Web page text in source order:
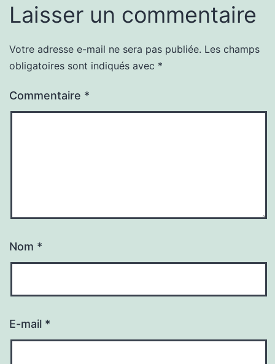
Laisser un commentaire
Votre adresse e-mail ne sera pas publiée. Les champs
obligatoires sont indiqués avec *
Commentaire *
Nom *
E-mail *